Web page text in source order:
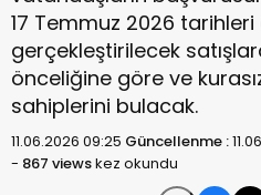
17 Temmuz 2026 tarihleri
gerçekleştirilecek
önceliğine göre ve
sahiplerini bulacak.
11.06.2026 09:25 Güncellenme :
- 867 viewskez okundu